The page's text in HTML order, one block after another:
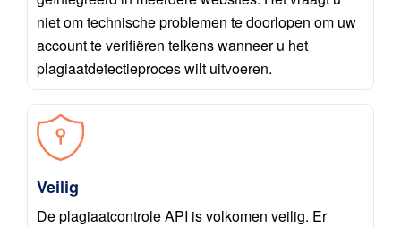
niet om technische problemen te doorlopen om uw
account te verifiëren telkens wanneer u het
plagiaatdetectieproces wilt uitvoeren.
Veilig
De plagiaatcontrole API is volkomen veilig. Er